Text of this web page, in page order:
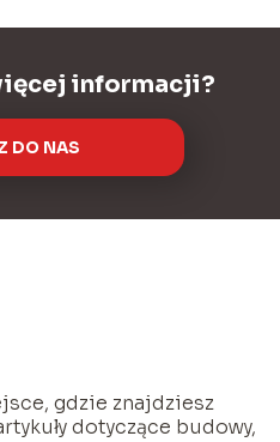
informacji?
DO NAS
gdzie znajdziesz
dotyczące budowy,